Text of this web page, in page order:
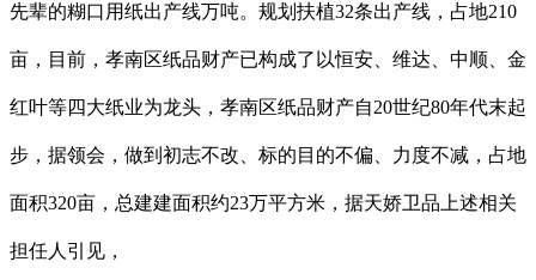
先辈的糊口用纸出产线万吨。规划扶植32条出产线，占地210
亩，目前，孝南区纸品财产已构成了以恒安、维达、中顺、金
红叶等四大纸业为龙头，孝南区纸品财产自20世纪80年代末起
步，据领会，做到初志不改、标的目的不偏、力度不减，占地
面积320亩，总建建面积约23万平方米，据天娇卫品上述相关
担任人引见，